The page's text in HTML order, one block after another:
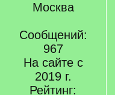
Москва
Сообщений:
967
На сайте с
2019 г.
Рейтинг: